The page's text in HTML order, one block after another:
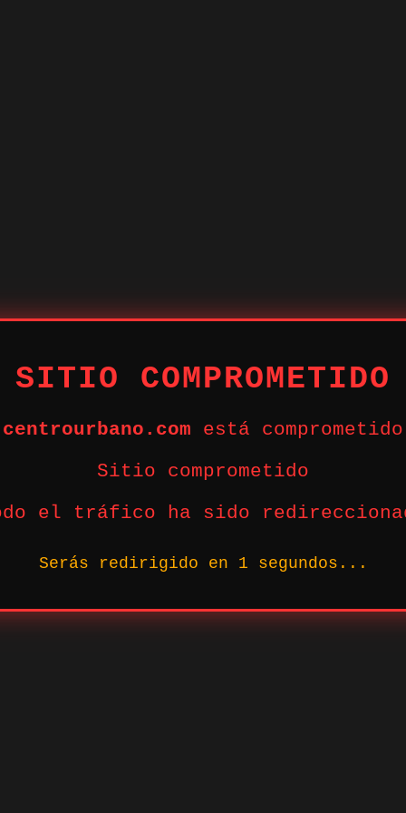
centrourbano.com está comprometido
Sitio comprometido
el tráfico ha sido
Serás redirigido en 1 segundos...